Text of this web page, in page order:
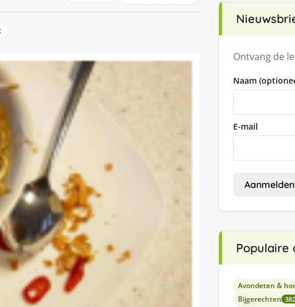
Ontvang de
Naam
E-mail
Aanmelden
Populaire
Avondeten &
Bijgerechten